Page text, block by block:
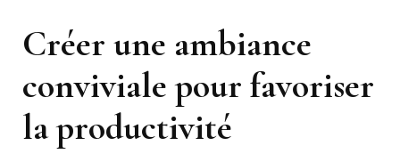
Créer une ambiance
conviviale pour favoriser
la productivité